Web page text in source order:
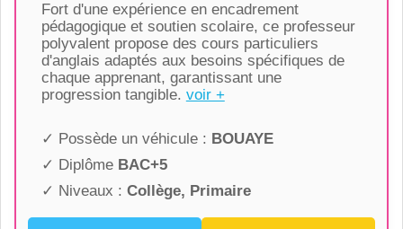
Fort d'une expérience en encadrement
pédagogique et soutien scolaire, ce professeur
polyvalent propose des cours particuliers
d'anglais adaptés aux besoins spécifiques de
chaque apprenant, garantissant une
progression tangible. voir +
✓ Possède un véhicule : BOUAYE
✓ Diplôme BAC+5
✓ Niveaux : Collège, Primaire